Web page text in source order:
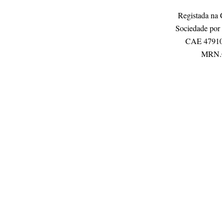
Registada na
Sociedade
CAE